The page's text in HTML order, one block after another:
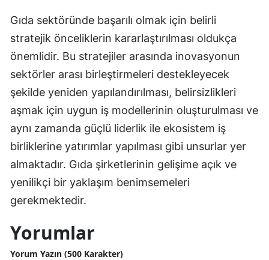
Gıda sektöründe başarılı olmak için belirli
stratejik önceliklerin kararlaştırılması oldukça
önemlidir. Bu stratejiler arasında inovasyonun
sektörler arası birleştirmeleri destekleyecek
şekilde yeniden yapılandırılması, belirsizlikleri
aşmak için uygun iş modellerinin oluşturulması ve
aynı zamanda güçlü liderlik ile ekosistem iş
birliklerine yatırımlar yapılması gibi unsurlar yer
almaktadır. Gıda şirketlerinin gelişime açık ve
yenilikçi bir yaklaşım benimsemeleri
gerekmektedir.
Yorumlar
Yorum Yazın (500 Karakter)